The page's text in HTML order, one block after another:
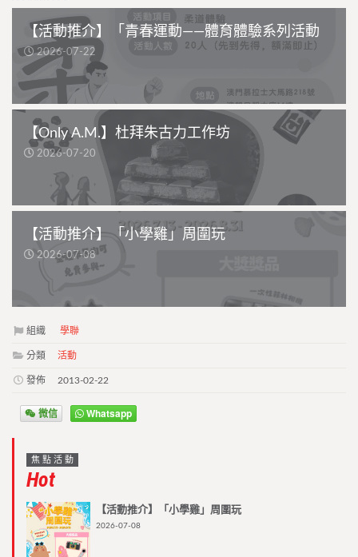
【活動推介】「青春運動——體育體驗系列活動
2026-07-22
【Only A.M.】杜拜朱古力工作坊
2026-07-20
【活動推介】「小學雞」周圍玩
2026-07-08
組織 學聯
分類 活動
發佈 2013-02-22
微信 Whatsapp
焦點活動
Hot
【活動推介】「小學雞」周圍玩
2026-07-08